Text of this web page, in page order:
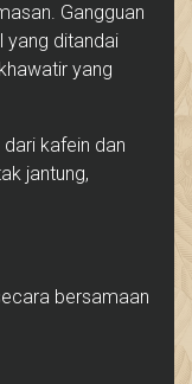
Gangguan
yang ditandai
yang
kafein dan
jantung,
bersamaan